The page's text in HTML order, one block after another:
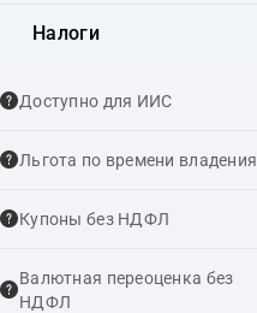
Налоги
Доступно для ИИС
Льгота по времени владения
Купоны без НДФЛ
Валютная переоценка без
НДФЛ